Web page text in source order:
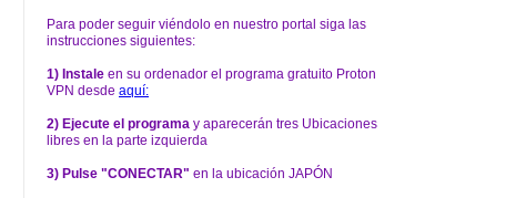
Para poder seguir viéndolo en nuestro portal siga las
instrucciones siguientes:
1) Instale en su ordenador el programa gratuito Proton
VPN desde aquí:
2) Ejecute el programa y aparecerán tres Ubicaciones
libres en la parte izquierda
3) Pulse "CONECTAR" en la ubicación JAPÓN